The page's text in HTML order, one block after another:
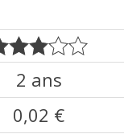
2 ans
0,02 €